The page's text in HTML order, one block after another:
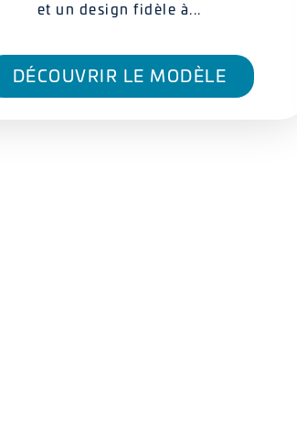
et un design fidèle à...
DÉCOUVRIR LE MODÈLE